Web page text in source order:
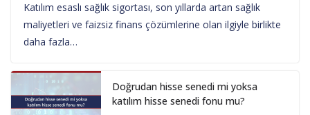
Katılım esaslı sağlık sigortası, son yıllarda artan sağlık
maliyetleri ve faizsiz finans çözümlerine olan ilgiyle birlikte
daha fazla…
Doğrudan hisse senedi mi yoksa
katılım hisse senedi fonu mu?